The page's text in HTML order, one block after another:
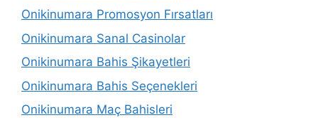
Onikinumara Promosyon Fırsatları
Onikinumara Sanal Casinolar
Onikinumara Bahis Şikayetleri
Onikinumara Bahis Seçenekleri
Onikinumara Maç Bahisleri